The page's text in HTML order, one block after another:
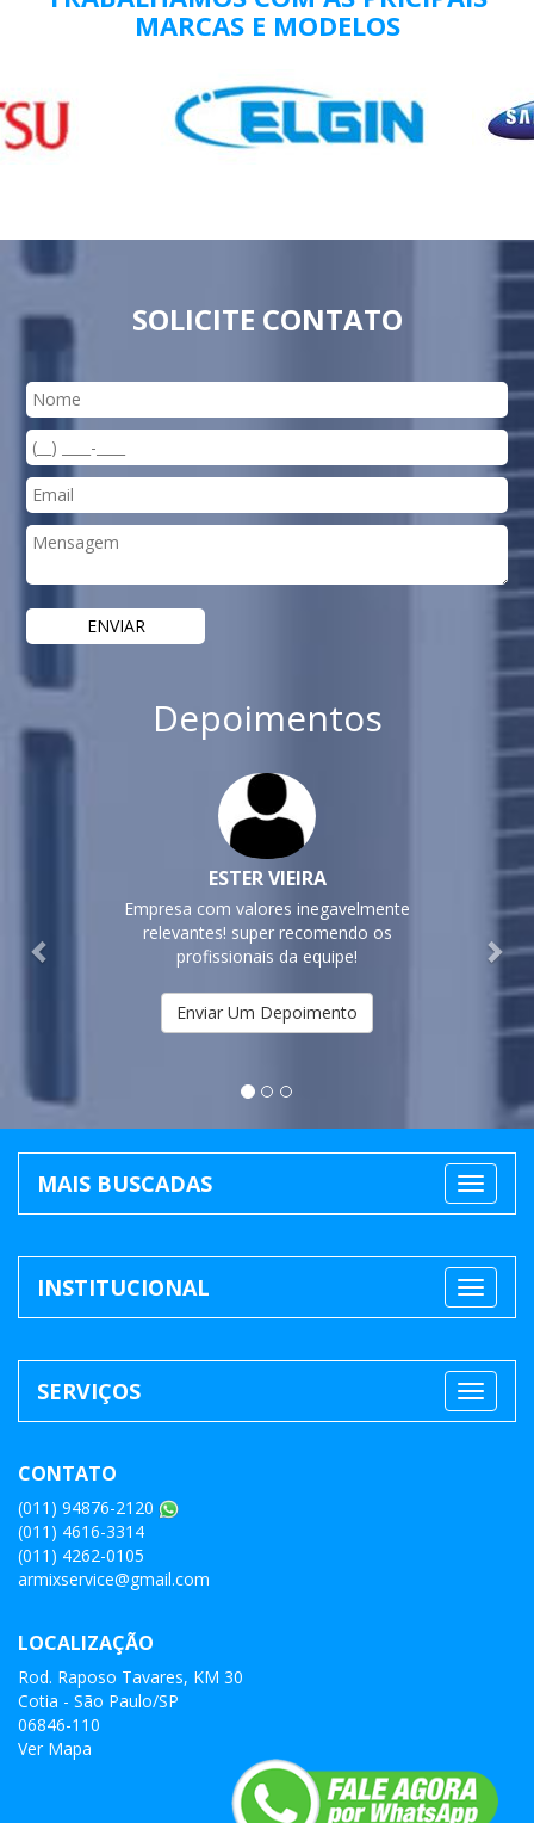
MARCAS E MODELOS
SOLICITE CONTATO
Depoimentos
ESTER VIEIRA
Empresa com valores inegavelmente
relevantes! super recomendo os
profissionais da equipe!
Previous
Enviar Um Depoimento
MAIS BUSCADAS
INSTITUCIONAL
SERVIÇOS
CONTATO
(011) 94876-2120
(011) 4616-3314
(011) 4262-0105
armixservice@gmail.com
LOCALIZAÇÃO
Rod. Raposo Tavares, KM 30
Cotia - São Paulo/SP
06846-110
Ver Mapa